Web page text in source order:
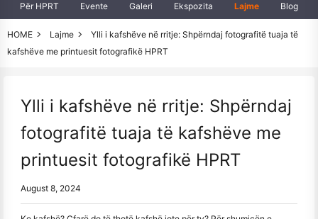
Për HPRT Evente Galeri Ekspozita Lajme Blog
HOME Lajme
Ylli i kafshëve në rritje: Shpërndaj fotografitë tuaja të
kafshëve me printuesit fotografikë HPRT
Ylli i kafshëve në rritje: Shpërndaj
fotografitë tuaja të kafshëve me
printuesit fotografikë HPRT
August 8, 2024